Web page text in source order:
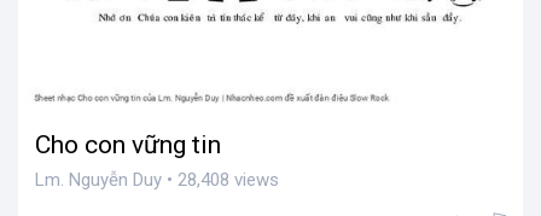
Cho con vững tin
Lm. Nguyễn Duy • 28,408 views